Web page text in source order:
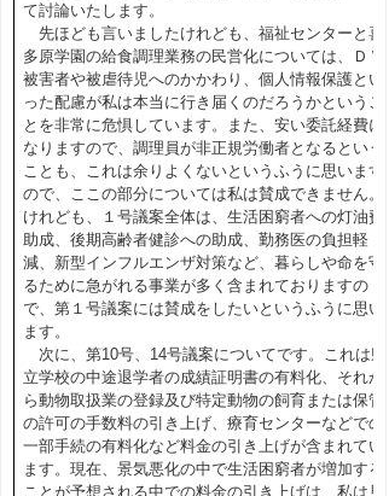
て討論いたします。
先ほども言いましたけれども、福祉センターと喜
多原学園の給食調理業務の民営化については、ＤＶ
被害者や被虐待児へのかかわり、個人情報保護とい
った配慮が私は本当に行き届くのだろうかというこ
とを非常に危惧しています。また、安い委託経費に
なりますので、調理員が非正規労働者となるという
ことも、これは余りよくないというふうに思います
ので、ここの部分については私は賛成できません。
けれども、１号議案全体は、生活困窮者への灯油費
助成、後期高齢者健診への助成、勤務医の負担軽
減、新型インフルエンザ対策など、暮らしや命を守
るために急がれる事業が多く含まれておりますの
で、第１号議案には賛成をしたいというふうに思い
ます。
次に、第10号、14号議案についてです。これは県
立学校の中途退学者の成績証明書の有料化、それか
ら動物取扱業の登録及び特定動物の飼育または保管
の許可の手数料の引き上げ、療育センターなどでの
一部手続の有料化など料金の引き上げが含まれてい
ます。現在、景気悪化の中で生活困窮者が増加する
ことが予想される中での料金の引き上げは、私は見